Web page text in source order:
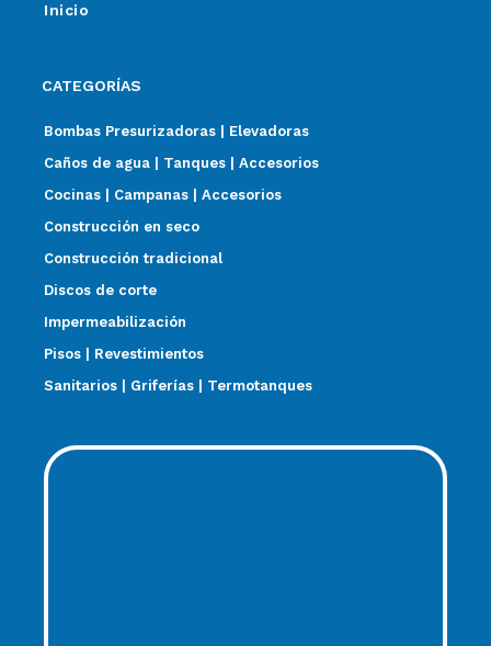
Inicio
CATEGORÍAS
Bombas Presurizadoras | Elevadoras
Caños de agua | Tanques | Accesorios
Cocinas | Campanas | Accesorios
Construcción en seco
Construcción tradicional
Discos de corte
Impermeabilización
Pisos | Revestimientos
Sanitarios | Griferías | Termotanques